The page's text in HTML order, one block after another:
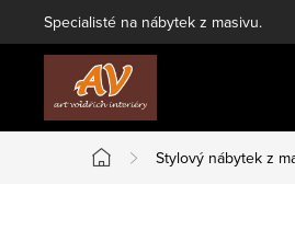
na
Specialisté na nábytek z masivu.
Domů
Stylový nábytek z